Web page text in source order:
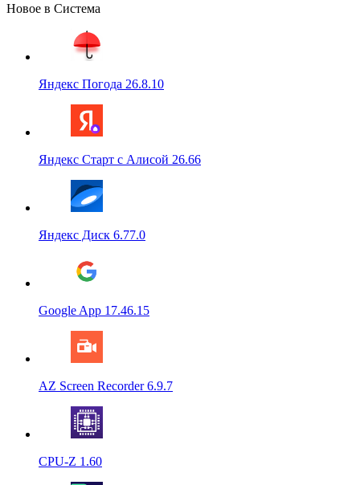
Новое в Система
Яндекс Погода 26.8.10
Яндекс Старт с Алисой 26.66
Яндекс Диск 6.77.0
Google App 17.46.15
AZ Screen Recorder 6.9.7
CPU-Z 1.60